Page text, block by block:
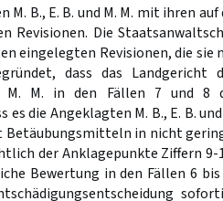
B., E. B. und M. M. mit ihren auf
Revisionen. Die
eingelegten Revisionen, die sie
dass das Landgericht
M. M. in den Fällen 7 und 8
die Angeklagten M. B., E. B.
Betäubungsmitteln in nicht
der Anklagepunkte Ziffern 9-
Bewertung in den Fällen 6 bis